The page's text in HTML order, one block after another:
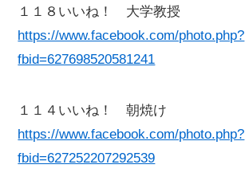
１１８いいね！ 大学教授
https://www.facebook.com/photo.php?
fbid=627698520581241
１１４いいね！ 朝焼け
https://www.facebook.com/photo.php?
fbid=627252207292539